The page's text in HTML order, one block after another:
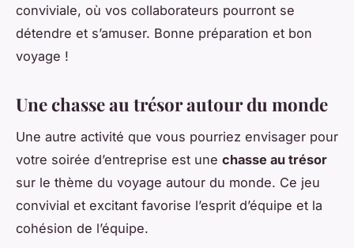
conviviale, où vos collaborateurs pourront se
détendre et s’amuser. Bonne préparation et bon
voyage !
Une chasse au trésor autour du monde
Une autre activité que vous pourriez envisager pour
votre soirée d’entreprise est une chasse au trésor
sur le thème du voyage autour du monde. Ce jeu
convivial et excitant favorise l’esprit d’équipe et la
cohésion de l’équipe.